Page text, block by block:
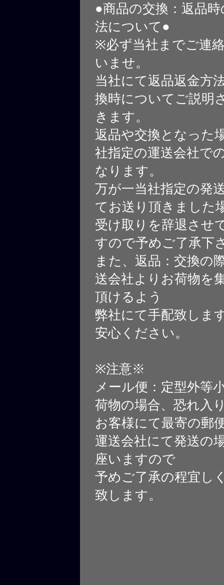
●商品の交換：返品
法について●
※必ず当社までご連
いませ。
当社にて返品返金方
換時についてご説明
きます。
返品や交換となった
社指定の運送会社で
なります。
万が一当社指定の発
てお送り頂きました
受け取りを辞退させ
すので予めご了承下
また、返品：交換の
送会社よりお荷物を
頂けるよう
弊社にて手配致しま
安心ください。
※注意※
メール便：定型外等
荷物の場合、恐れ入
お客様にて最寄の郵
運送会社にて発送の
座いますので
予めご了承の程宜し
致します。